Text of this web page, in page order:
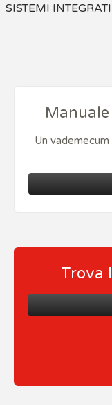
SISTEMI
Un
Trova